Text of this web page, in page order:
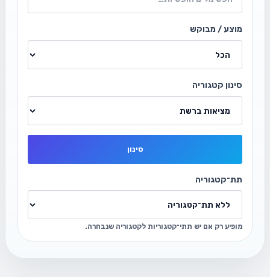
מוצע / מבוקש
סינון קטגוריה
סינון
תת־קטגוריה
מופיע רק אם יש תתי־קטגוריות לקטגוריה שנבחרה.